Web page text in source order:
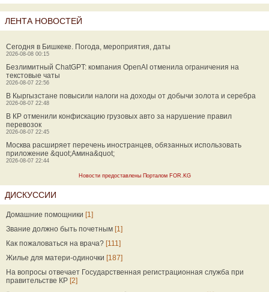
ЛЕНТА НОВОСТЕЙ
Сегодня в Бишкеке. Погода, мероприятия, даты
2026-08-08 00:15
Безлимитный ChatGPT: компания OpenAI отменила ограничения на
текстовые чаты
2026-08-07 22:56
В Кыргызстане повысили налоги на доходы от добычи золота и серебра
2026-08-07 22:48
В КР отменили конфискацию грузовых авто за нарушение правил
перевозок
2026-08-07 22:45
Москва расширяет перечень иностранцев, обязанных использовать
приложение &quot;Амина&quot;
2026-08-07 22:44
Новости предоставлены Порталом FOR.KG
ДИСКУССИИ
Домашние помощники [1]
Звание должно быть почетным [1]
Как пожаловаться на врача? [111]
Жилье для матери-одиночки [187]
На вопросы отвечает Государственная регистрационная служба при
правительстве КР [2]